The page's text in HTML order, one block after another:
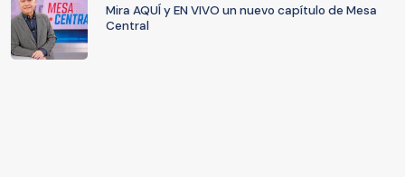
Mira AQUÍ y EN VIVO un nuevo capítulo de Mesa
Central